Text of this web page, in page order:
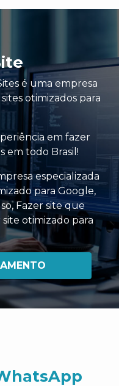
é uma empresa
otimizados para
em fazer
em todo Brasil!
especializada
para Google,
, Fazer site que
site otimizado para